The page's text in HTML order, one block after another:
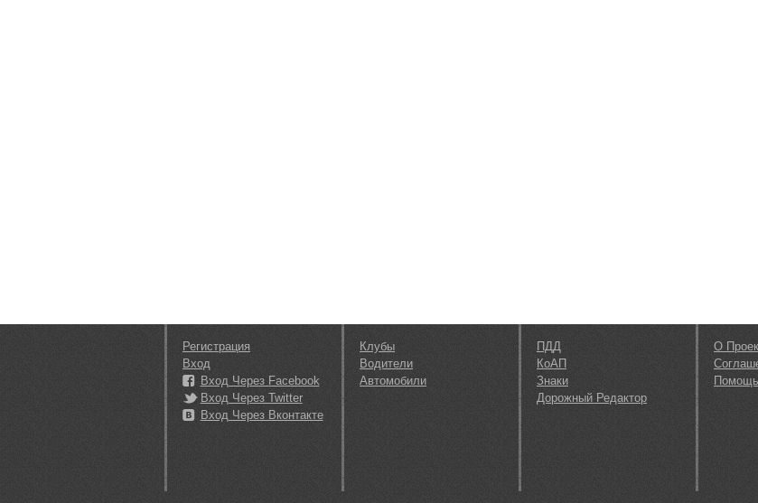
Регистрация
Вход
Вход Через Facebook
Вход Через Twitter
Вход Через Вконтакте
Клубы
Водители
Автомобили
ПДД
КоАП
Знаки
Дорожный Редактор
О
Помощь